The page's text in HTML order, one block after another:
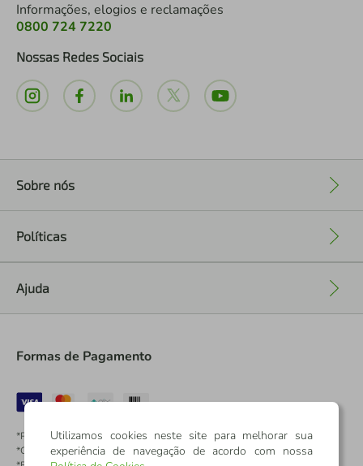
Informações, elogios e reclamações
0800 724 7220
Nossas Redes Sociais
Sobre nós
Políticas
Ajuda
Formas de Pagamento
*Pontos dos Cartões Sicredi
*Cartões Sicredi
Utilizamos cookies neste site para melhorar sua
experiência de navegação de acordo com nossa